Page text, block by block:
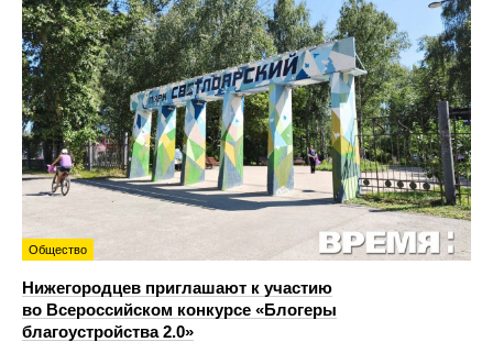
Общество
Нижегородцев приглашают к участию
во Всероссийском конкурсе «Блогеры
благоустройства 2.0»